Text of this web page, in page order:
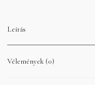
Leírás
Vélemények (0)